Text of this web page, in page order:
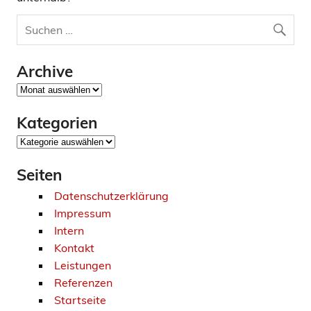
Archive
Archive
Kategorien
Kategorien
Seiten
Datenschutzerklärung
Impressum
Intern
Kontakt
Leistungen
Referenzen
Startseite